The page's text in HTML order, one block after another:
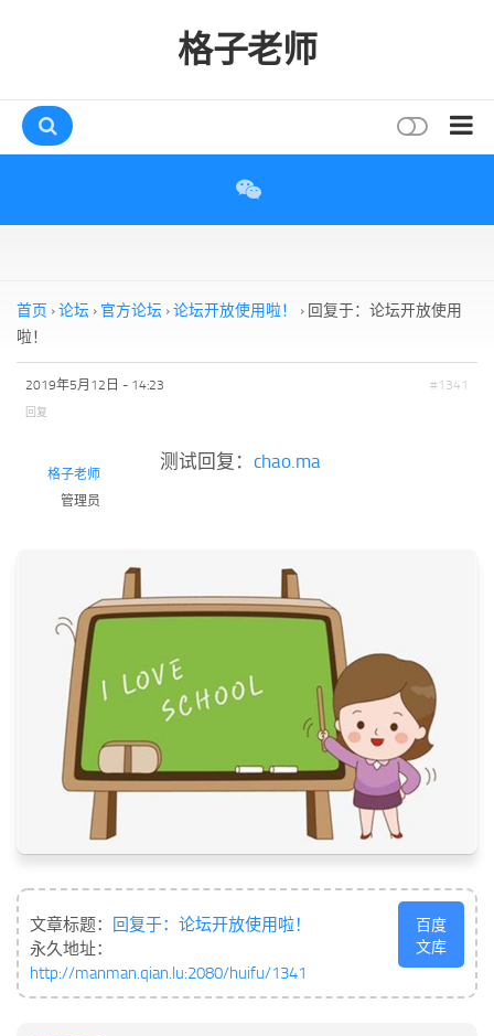
格子老师
打赏
唠叨
读者
论坛搜索
关于
博客树
精品域名
友情链接
首页 ›论坛 › 官方论坛 ›论坛开放使用啦！ › 回复于：论坛开放使用
啦！
2019年5月12日 - 14:23 #1341
回复
格子老师
管理员
测试回复： chao.ma
文章标题：
回复于：论坛开放使用啦！
永久地址：
http://manman.qian.lu:2080/huifu/1341
百度
文库